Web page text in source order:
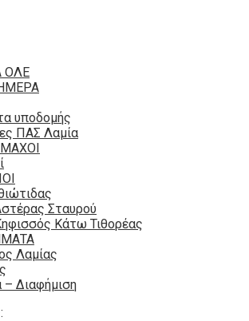
ΟΛΕ
υποδομής
ΠΑΣ Λαμία
Σταυρού
Κάτω Τιθορέας
Λαμίας
– Διαφήμιση